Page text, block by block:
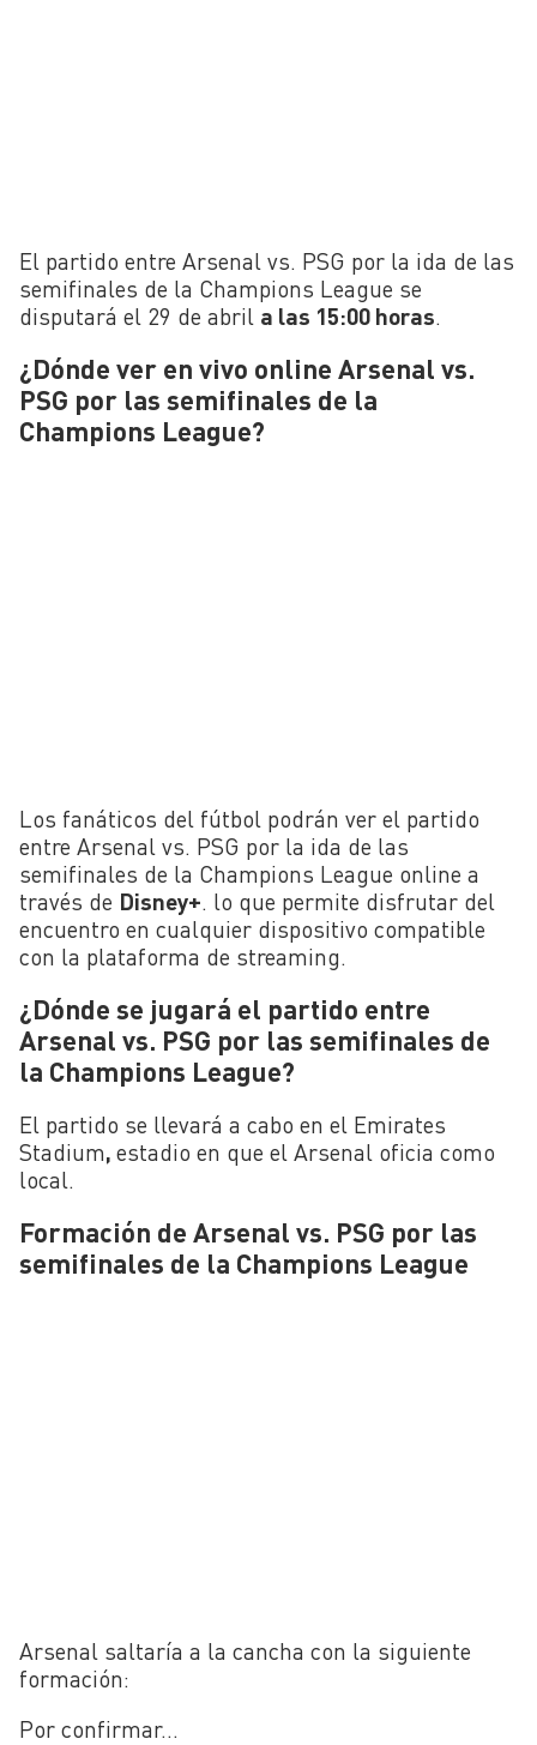
El partido entre Arsenal vs. PSG por la ida de las
semifinales de la Champions League se
disputará el 29 de abril a las 15:00 horas.
¿Dónde ver en vivo online Arsenal vs.
PSG por las semifinales de la
Champions League?
Los fanáticos del fútbol podrán ver el partido
entre Arsenal vs. PSG por la ida de las
semifinales de la Champions League online a
través de Disney+. lo que permite disfrutar del
encuentro en cualquier dispositivo compatible
con la plataforma de streaming.
¿Dónde se jugará el partido entre
Arsenal vs. PSG por las semifinales de
la Champions League?
El partido se llevará a cabo en el Emirates
Stadium, estadio en que el Arsenal oficia como
local.
Formación de Arsenal vs. PSG por las
semifinales de la Champions League
Arsenal saltaría a la cancha con la siguiente
formación:
Por confirmar…